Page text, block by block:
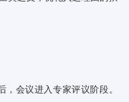
，会议进入专家评议阶段。